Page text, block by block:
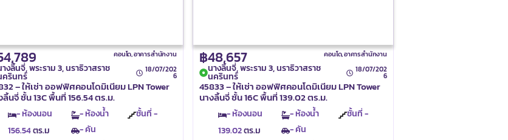
คอนโด,อาคารสำนักงาน
งลิ้นจี่, พระราม 3, นราธิวาสราช
ครินทร์
18/07/202
6
– ให้เช่า ออฟฟิศคอนโดมิเนียม LPN Tower
ลิ้นจี่ ชั้น 13C พื้นที่ 156.54 ตร.ม.
- ห้องนอน - ห้องน้ำ
ชั้นที่ -
156.54ตร.ม
- คัน
฿48,657 คอนโด,อาคารสำนักงาน
นางลิ้นจี่, พระราม 3, นราธิวาสราช
นครินทร์
18/07/202
6
45833 – ให้เช่า ออฟฟิศคอนโดมิเนียม LPN Tower
นางลิ้นจี่ ชั้น 16C พื้นที่ 139.02 ตร.ม.
- ห้องนอน - ห้องน้ำ
ชั้นที่ -
139.02ตร.ม
- คัน